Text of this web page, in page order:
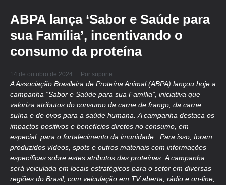
ABPA lança ‘Sabor e Saúde para
sua Família’, incentivando o
consumo da proteína
14 de outubro de 2024 Por suporte
A Associação Brasileira de Proteína Animal (ABPA) lançou hoje a
campanha “Sabor e Saúde para sua Família”, iniciativa que
valoriza atributos do consumo da carne de frango, da carne
suína e de ovos para a saúde humana. A campanha destaca os
impactos positivos e benefícios diretos no consumo, em
especial, para o fortalecimento da imunidade. Para isso, foram
produzidos vídeos, spots e outros materiais com informações
específicas sobre estes atributos das proteínas. A campanha
será veiculada em locais estratégicos para o setor em diversas
regiões do Brasil, com veiculação em TV aberta, rádio e on-line,